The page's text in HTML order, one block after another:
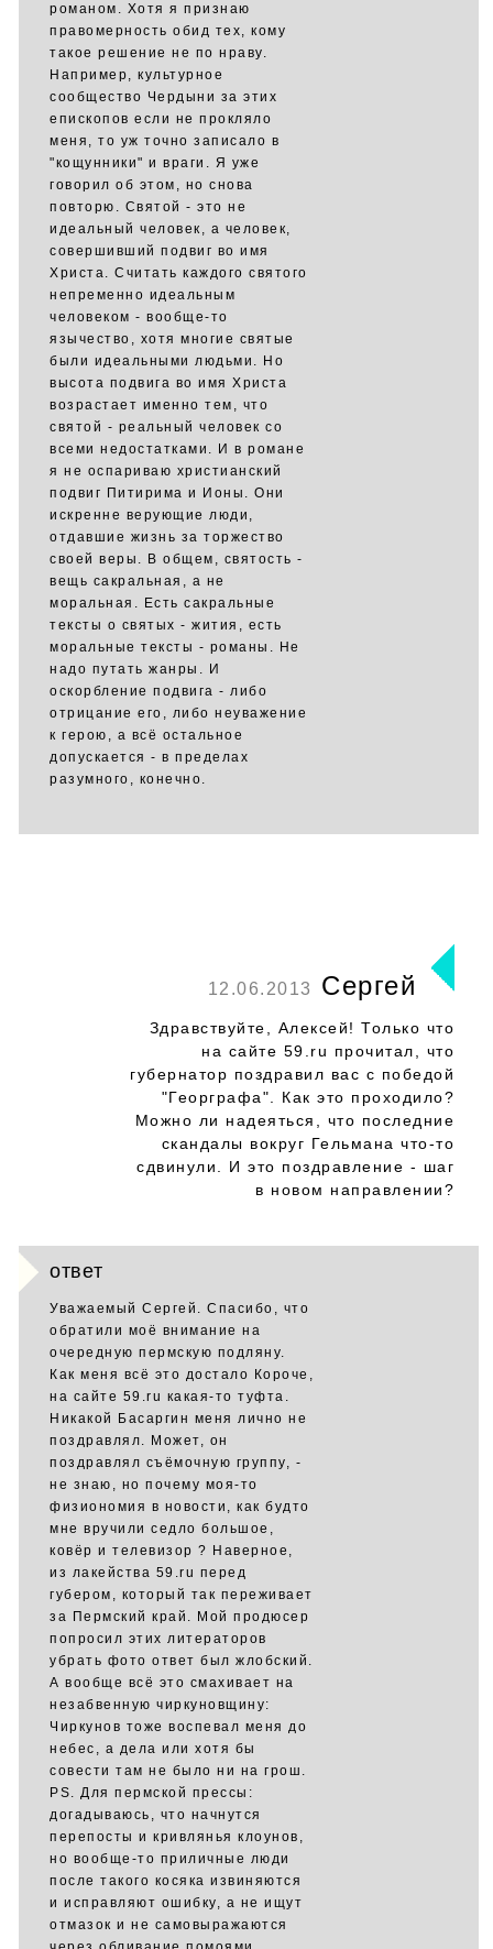
романом. Хотя я признаю
правомерность обид тех, кому
такое решение не по нраву.
Например, культурное
сообщество Чердыни за этих
епископов если не прокляло
меня, то уж точно записало в
"кощунники" и враги. Я уже
говорил об этом, но снова
повторю. Святой - это не
идеальный человек, а человек,
совершивший подвиг во имя
Христа. Считать каждого святого
непременно идеальным
человеком - вообще-то
язычество, хотя многие святые
были идеальными людьми. Но
высота подвига во имя Христа
возрастает именно тем, что
святой - реальный человек со
всеми недостатками. И в романе
я не оспариваю христианский
подвиг Питирима и Ионы. Они
искренне верующие люди,
отдавшие жизнь за торжество
своей веры. В общем, святость -
вещь сакральная, а не
моральная. Есть сакральные
тексты о святых - жития, есть
моральные тексты - романы. Не
надо путать жанры. И
оскорбление подвига - либо
отрицание его, либо неуважение
к герою, а всё остальное
допускается - в пределах
разумного, конечно.
12.06.2013 Сергей
Здравствуйте, Алексей! Только что
на сайте 59.ru прочитал, что
губернатор поздравил вас с победой
"Георграфа". Как это проходило?
Можно ли надеяться, что последние
скандалы вокруг Гельмана что-то
сдвинули. И это поздравление - шаг
в новом направлении?
ответ
Уважаемый Сергей. Спасибо, что
обратили моё внимание на
очередную пермскую подляну.
Как меня всё это достало Короче,
на сайте 59.ru какая-то туфта.
Никакой Басаргин меня лично не
поздравлял. Может, он
поздравлял съёмочную группу, -
не знаю, но почему моя-то
физиономия в новости, как будто
мне вручили седло большое,
ковёр и телевизор ? Наверное,
из лакейства 59.ru перед
губером, который так переживает
за Пермский край. Мой продюсер
попросил этих литераторов
убрать фото ответ был жлобский.
А вообще всё это смахивает на
незабвенную чиркуновщину:
Чиркунов тоже воспевал меня до
небес, а дела или хотя бы
совести там не было ни на грош.
PS. Для пермской прессы:
догадываюсь, что начнутся
перепосты и кривлянья клоунов,
но вообще-то приличные люди
после такого косяка извиняются
и исправляют ошибку, а не ищут
отмазок и не самовыражаются